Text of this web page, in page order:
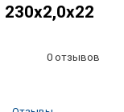
0 отзывов